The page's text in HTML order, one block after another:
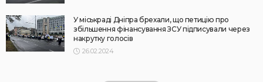
У міськраді Дніпра брехали, що петицію про
збільшення фінансування ЗСУ підписували через
накрутку голосів
26.02.2024